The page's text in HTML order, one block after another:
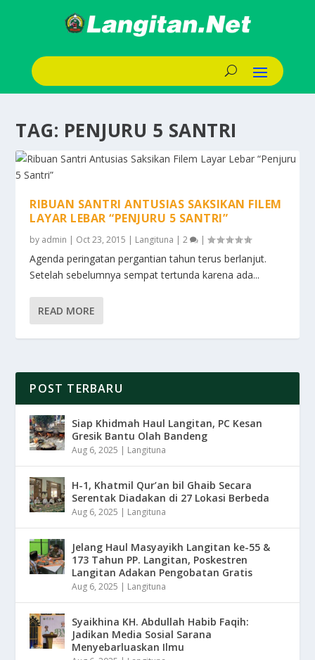
TAG: PENJURU 5 SANTRI
RIBUAN SANTRI ANTUSIAS SAKSIKAN FILEM
LAYAR LEBAR “PENJURU 5 SANTRI”
by admin | Oct 23, 2015 | Langituna |2 |
Agenda peringatan pergantian tahun terus berlanjut.
Setelah sebelumnya sempat tertunda karena ada...
READ MORE
POST TERBARU
Siap Khidmah Haul Langitan, PC Kesan
Gresik Bantu Olah Bandeng
Aug 6, 2025 | Langituna
H-1, Khatmil Qur’an bil Ghaib Secara
Serentak Diadakan di 27 Lokasi Berbeda
Aug 6, 2025 | Langituna
Jelang Haul Masyayikh Langitan ke-55 &
173 Tahun PP. Langitan, Poskestren
Langitan Adakan Pengobatan Gratis
Aug 6, 2025 | Langituna
Syaikhina KH. Abdullah Habib Faqih:
Jadikan Media Sosial Sarana
Menyebarluaskan Ilmu